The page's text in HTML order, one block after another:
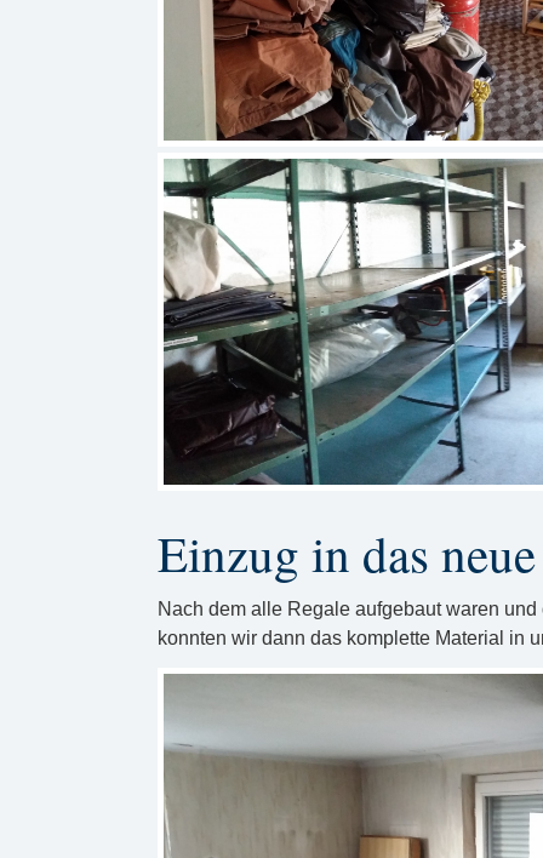
Einzug in das
Nach dem alle Regale aufgebaut waren
konnten wir dann das komplette Material in